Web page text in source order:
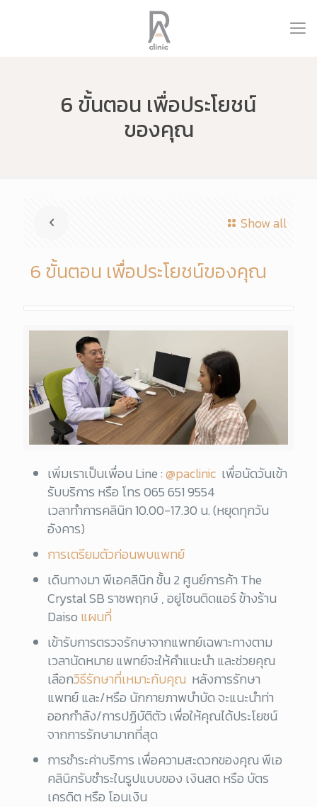
6 ขั้นตอน เพื่อประโยชน์
ของคุณ
Show all
6 ขั้นตอน เพื่อประโยชน์ของคุณ
เพิ่มเราเป็นเพื่อน Line :@paclinicเพื่อนัดวันเข้า
รับบริการ หรือ โทร065 651 9554
เวลาทำการคลินิก 10.00-17.30 น. (หยุดทุกวัน
อังคาร)
การเตรียมตัวก่อนพบแพทย์
เดินทางมา พีเอคลินิก ชั้น 2 ศูนย์การค้า The
Crystal SB ราชพฤกษ์ , อยู่โซนติดแอร์ ข้างร้าน
Daiso แผนที่
เข้ารับการตรวจรักษาจากแพทย์เฉพาะทางตาม
เวลานัดหมาย แพทย์จะให้คำแนะนำ และช่วยคุณ
เลือกวิธีรักษาที่เหมาะกับคุณ หลังการรักษา
แพทย์ และ/หรือ นักกายภาพบำบัด จะแนะนำท่า
ออกกำลัง/การปฏิบัติตัว เพื่อให้คุณได้ประโยชน์
จากการรักษามากที่สุด
การชำระค่าบริการ เพื่อความสะดวกของคุณ พีเอ
คลินิกรับชำระในรูปแบบของ เงินสด หรือ บัตร
เครดิต หรือ โอนเงิน